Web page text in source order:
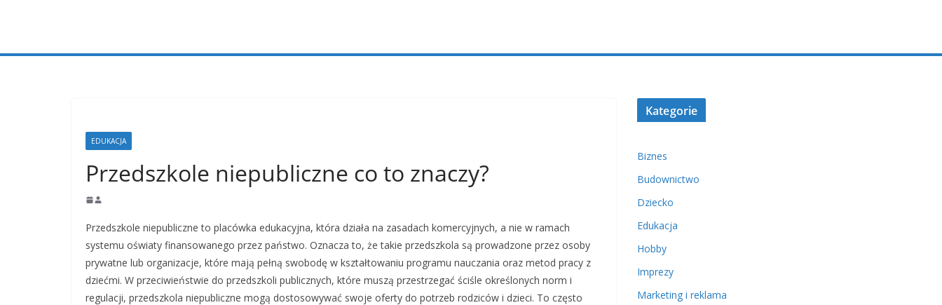
EDUKACJA
Przedszkole niepubliczne co to znaczy?
Przedszkole niepubliczne to placówka edukacyjna, która działa na zasadach komercyjnych, a nie w ramach
systemu oświaty finansowanego przez państwo. Oznacza to, że takie przedszkola są prowadzone przez osoby
prywatne lub organizacje, które mają pełną swobodę w kształtowaniu programu nauczania oraz metod pracy z
dziećmi. W przeciwieństwie do przedszkoli publicznych, które muszą przestrzegać ściśle określonych norm i
regulacji, przedszkola niepubliczne mogą dostosowywać swoje oferty do potrzeb rodziców i dzieci. To często
Kategorie
Biznes
Budownictwo
Dziecko
Edukacja
Hobby
Imprezy
Marketing i reklama